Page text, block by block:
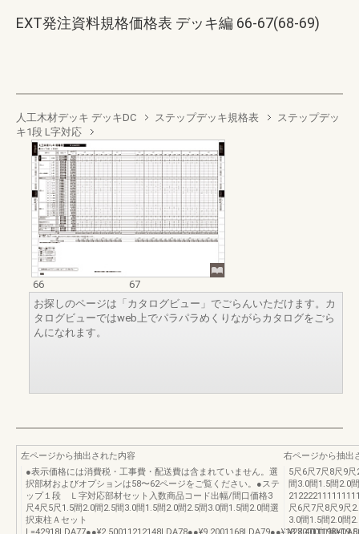
EXT発注資料規格価格表 デッキ編 66-67(68-69)
人工木材デッキ デッキDC ステップデッキ規格表
ステップデッ
キ1段 L字対応
66
67
お探しのページは「カタログビュー」でごらんいただけます。カ
タログビューではweb上でパラパラめくりながらカタログをごら
んになれます。
左ページから抽出された内容
●表示価格には消費税・工事費・配送費は含まれていません。選
択部材およびオプションは58〜62ページをご覧ください。●ステ
ップ１段 Ｌ字対応部材セット入数商品コード出幅/間口価格3
尺4尺5尺1.5間2.0間2.5間3.0間1.5間2.0間2.5間3.0間1.5間2.0間選
択束柱Ａセット
右ページから抽出
5尺6尺7尺8尺9
間3.0間1.5間2.0
尺6尺7尺8尺9尺
3.0間1.5間2.0間
¥27,400加算